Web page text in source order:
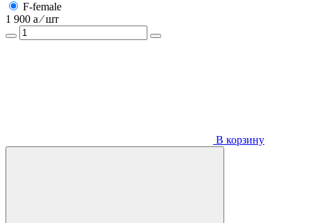
F-female
1 900 a ⁄ шт
В корзину